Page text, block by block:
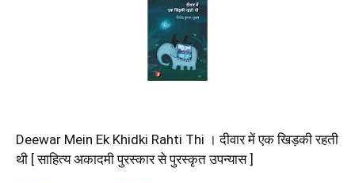
Deewar Mein Ek Khidki Rahti Thi । दीवार में एक खिड़की रहती
थी [ साहित्य अकादमी पुरस्कार से पुरस्कृत उपन्यास ]